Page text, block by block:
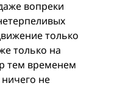
вопреки
только
только на
тем временем
не